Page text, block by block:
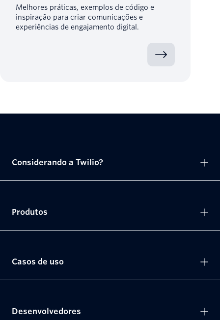
Melhores práticas, exemplos de código e
inspiração para criar comunicações e
experiências de engajamento digital.
Considerando a Twilio?
Produtos
Casos de uso
Desenvolvedores